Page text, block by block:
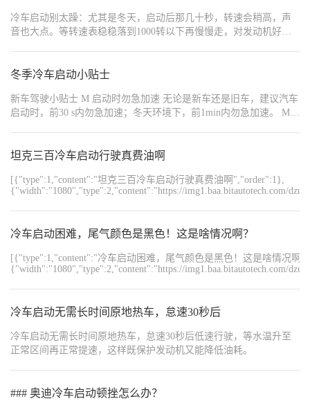
冷车启动别太躁：尤其是冬天，启动后那几十秒，转速会稍高，声
音也大点。等转速表稳稳落到1000转以下再慢慢走，对发动机好。
冬季冷车启动小贴士
新车驾驶小贴士 M 启动时勿急加速 无论是新车还是旧车，建议汽车
启动时，前30 s内勿急加速；冬天环境下，前1min内勿急加速。 M
慢暖机、平缓起步，严禁急加速。 • 不要维持同样的车速太久，无
便充分磨合发动机。 •受制造条件限制，新轮胎的附着性能尚未处于
最佳状态，前300km请谨慎行车。 •行驶约500km后，制动盘和制动
摩擦块才能达到理想的磨损和承载性能，尽量避免紧急停车，特别
建议到正规加油站加注燃油。 《刹车系统需要磨合，切忌时常紧急
坦克三百冷车启动行驶真费油啊
[{"type":1,"content":"坦克三百冷车启动行驶真费油啊","order":1},
{"width":"1080","type":2,"content":"https://img1.baa.bitautotech.com/
冷车启动困难，尾气颜色是黑色！这是啥情况啊？
[{"type":1,"content":"冷车启动困难，尾气颜色是黑色！这是啥情况啊
{"width":"1080","type":2,"content":"https://img1.baa.bitautotech.com/
冷车启动无需长时间原地热车，怠速30秒后
冷车启动无需长时间原地热车，怠速30秒后低速行驶，等水温升至
正常区间再正常提速，这样既保护发动机又能降低油耗。
### 奥迪冷车启动顿挫怎么办？